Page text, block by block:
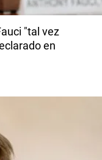
"tal vez
en